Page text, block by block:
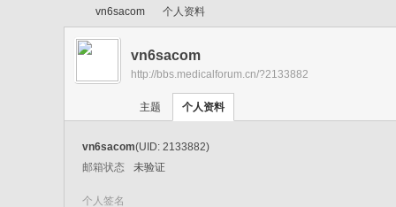
›
vn6sacom 个人资料
vn6sacom
http://bbs.medicalforum.cn/?2133882
主题 个人资料
vn6sacom(UID: 2133882)
邮箱状态
未验证
个人签名